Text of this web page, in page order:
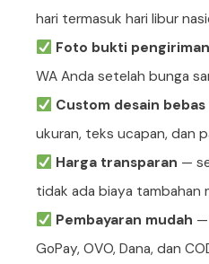
hari termasuk hari libur
Foto bukti pengiriman
WA Anda setelah bunga
Custom desain bebas
ukuran, teks ucapan, dan
Harga transparan —
tidak ada biaya tambahan
Pembayaran mudah —
GoPay, OVO, Dana, dan